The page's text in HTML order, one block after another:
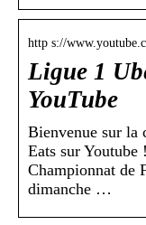
http s://
Ligue 1
YouTube
Bienvenue sur
Eats sur Youtube
Championnat de
dimanche …